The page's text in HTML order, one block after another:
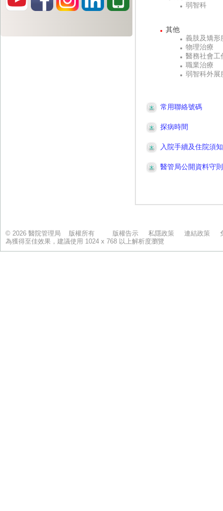
© 2026 醫院管理局 版權所有 版權告示 私隱政策 連結政策
為獲得至佳效果，建議使用 1024 x 768 以上解析度瀏覽